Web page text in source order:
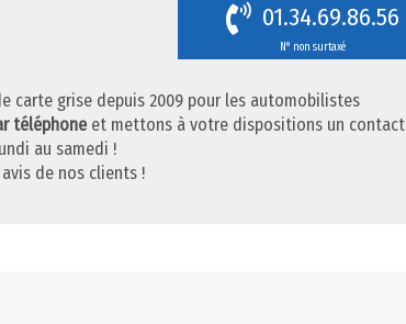
01.34.69.86.56
N° non surtaxé
carte grise depuis 2009 pour les automobilistes
téléphoneet mettons à votre dispositions un contact
au samedi !
de nos clients !